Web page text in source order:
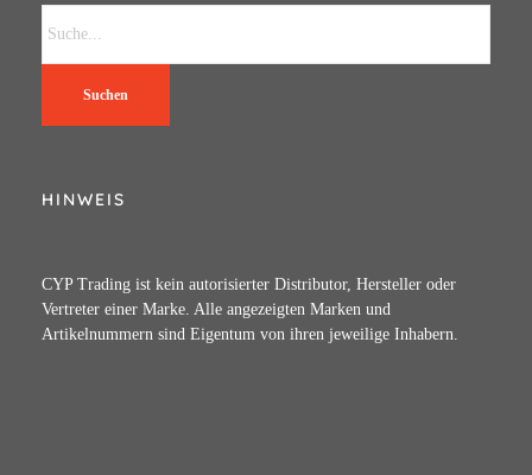
Suchen
HINWEIS
CYP Trading ist kein autorisierter Distributor, Hersteller oder
Vertreter einer Marke. Alle angezeigten Marken und
Artikelnummern sind Eigentum von ihren jeweilige Inhabern.